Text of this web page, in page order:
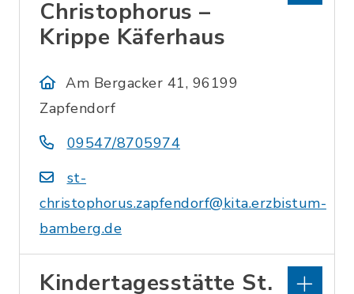
Christophorus –
Krippe Käferhaus
Am Bergacker 41, 96199
Zapfendorf
09547/8705974
st-
christophorus.zapfendorf@kita.erzbistum-
bamberg.de
Kindertagesstätte St.